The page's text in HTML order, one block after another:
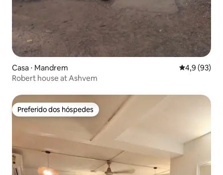
Casa ⋅ Mandrem 4,9 de uma
4,9 (93)
Robert house at Ashvem
Preferido dos hóspedes
Preferido dos hóspedes